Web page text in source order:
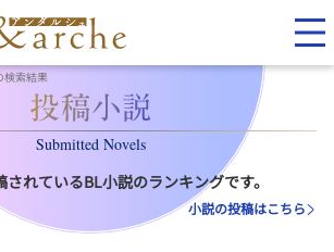
検索結果
Submitted Novels
されているBL小説のランキングです。
小説の投稿はこちら